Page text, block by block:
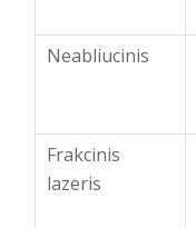
Neabliucinis
Frakcinis
lazeris